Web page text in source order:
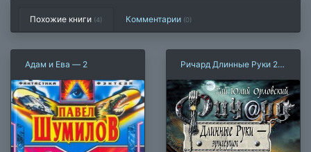
Похожие книги (4) Комментарии (0)
Адам и Ева — 2
Ричард Длинные Руки 27